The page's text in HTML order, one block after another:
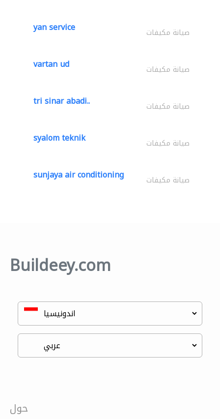
yan service صيانة مكيفات
vartan ud صيانة مكيفات
tri sinar abadi.. صيانة مكيفات
syalom teknik صيانة مكيفات
sunjaya air conditioning صيانة مكيفات
Buildeey.com
حول